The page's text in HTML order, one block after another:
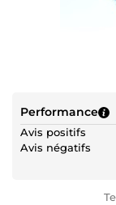
Performance
Avis positifs
Avis négatifs